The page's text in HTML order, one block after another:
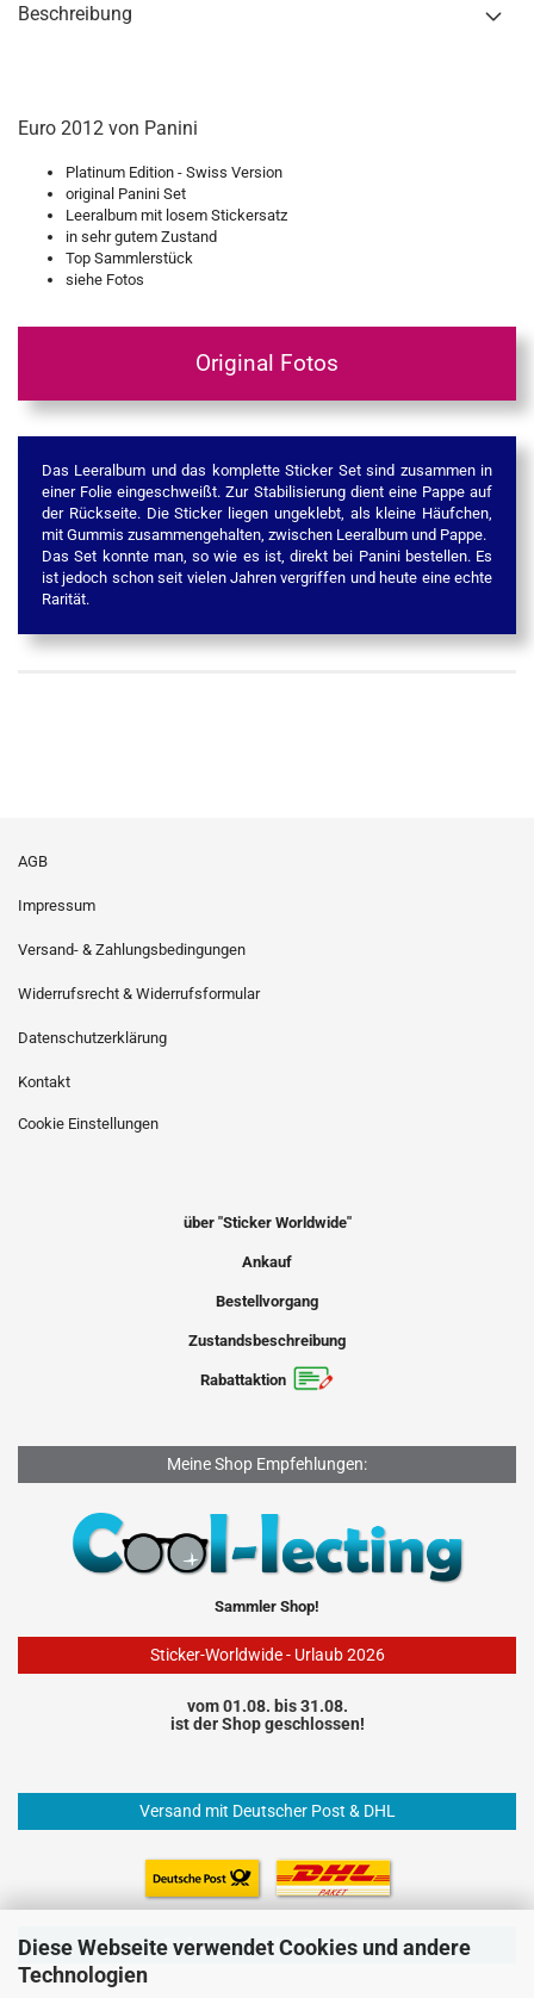
Diese Webseite verwendet Cookies und andere
Technologien
Beschreibung
Euro 2012 von Panini
Platinum Edition - Swiss Version
original Panini Set
Leeralbum mit losem Stickersatz
in sehr gutem Zustand
Top Sammlerstück
siehe Fotos
Original Fotos
Das Leeralbum und das komplette Sticker Set sind zusammen in
einer Folie eingeschweißt. Zur Stabilisierung dient eine Pappe auf
der Rückseite. Die Sticker liegen ungeklebt, als kleine Häufchen,
mit Gummis zusammengehalten, zwischen Leeralbum und Pappe.
Das Set konnte man, so wie es ist, direkt bei Panini bestellen. Es
ist jedoch schon seit vielen Jahren vergriffen und heute eine echte
Rarität.
AGB
Impressum
Versand- & Zahlungsbedingungen
Widerrufsrecht & Widerrufsformular
Datenschutzerklärung
Kontakt
Cookie Einstellungen
über "Sticker Worldwide"
Ankauf
Bestellvorgang
Zustandsbeschreibung
Rabattaktion
Meine Shop Empfehlungen:
Sammler Shop!
Sticker-Worldwide - Urlaub 2026
vom 01.08. bis 31.08.
ist der Shop geschlossen!
Versand mit Deutscher Post & DHL
Einfach und sicher Bezahlen